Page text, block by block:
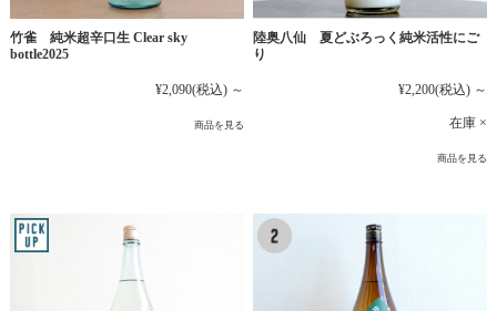
竹雀 純米超辛口生 Clear sky
bottle2025
¥2,090(税込) ～
商品を見る
陸奥八仙 夏どぶろっく純米活性にご
り
¥2,200(税込) ～
在庫 ×
商品を見る